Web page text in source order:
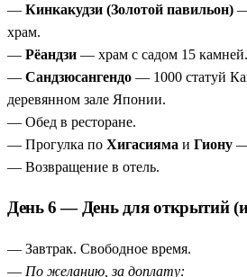
— Кинкакудзи (Золотой павильон)
храм.
— Рёандзи — храм с садом 15 камней.
— Сандзюсангендо — 1000 статуй
деревянном зале Японии.
— Обед в ресторане.
— Прогулка по Хигасияма и Гиону —
— Возвращение в отель.
День 6 — День для открытий
— Завтрак. Свободное время.
— По желанию, за доплату: